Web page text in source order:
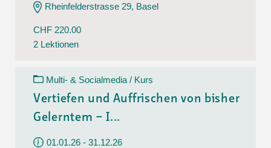
Rheinfelderstrasse 29, Basel
CHF 220.00
2 Lektionen
Multi- & Socialmedia / Kurs
Vertiefen und Auffrischen von bisher
Gelerntem – I...
01.01.26 - 31.12.26